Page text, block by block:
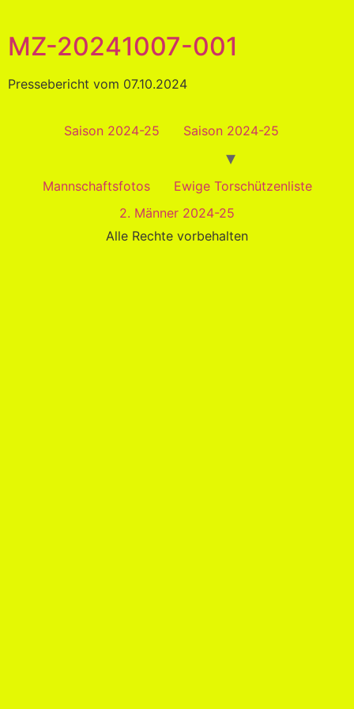
MZ-20241007-001
Pressebericht vom 07.10.2024
Saison 2024-25 Saison 2024-25
Mannschaftsfotos
Ewige Torschützenliste
2. Männer 2024-25
Alle Rechte vorbehalten